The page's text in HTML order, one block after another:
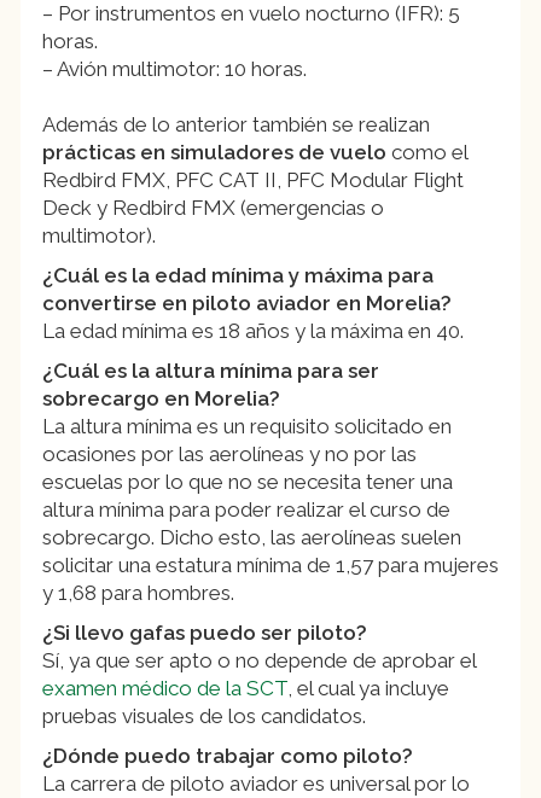
– Por instrumentos en vuelo nocturno (IFR): 5
horas.
– Avión multimotor: 10 horas.
Además de lo anterior también se realizan
prácticas en simuladores de vuelo como el
Redbird FMX, PFC CAT II, PFC Modular Flight
Deck y Redbird FMX (emergencias o
multimotor).
¿Cuál es la edad mínima y máxima para
convertirse en piloto aviador en Morelia?
La edad mínima es 18 años y la máxima en 40.
¿Cuál es la altura mínima para ser
sobrecargo en Morelia?
La altura mínima es un requisito solicitado en
ocasiones por las aerolíneas y no por las
escuelas por lo que no se necesita tener una
altura mínima para poder realizar el curso de
sobrecargo. Dicho esto, las aerolíneas suelen
solicitar una estatura mínima de 1,57 para mujeres
y 1,68 para hombres.
¿Si llevo gafas puedo ser piloto?
Sí, ya que ser apto o no depende de aprobar el
examen médico de la SCT, el cual ya incluye
pruebas visuales de los candidatos.
¿Dónde puedo trabajar como piloto?
La carrera de piloto aviador es universal por lo